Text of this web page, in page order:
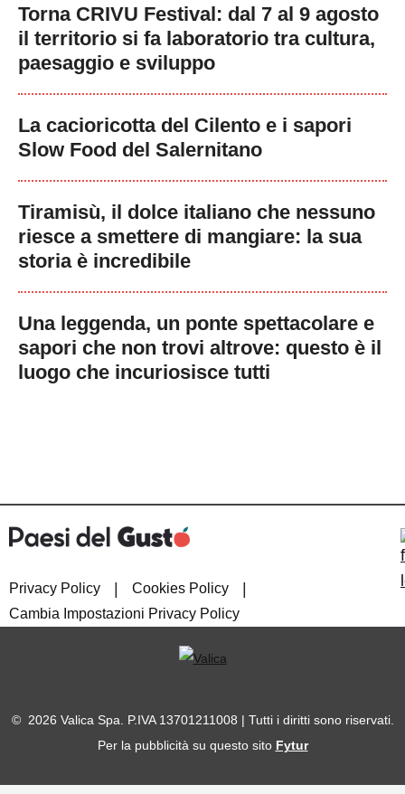
Torna CRIVU Festival: dal 7 al 9 agosto
il territorio si fa laboratorio tra cultura,
paesaggio e sviluppo
La cacioricotta del Cilento e i sapori
Slow Food del Salernitano
Tiramisù, il dolce italiano che nessuno
riesce a smettere di mangiare: la sua
storia è incredibile
Una leggenda, un ponte spettacolare e
sapori che non trovi altrove: questo è il
luogo che incuriosisce tutti
Privacy Policy | Cookies Policy |
Cambia Impostazioni Privacy Policy
© 2026 Valica Spa. P.IVA 13701211008 | Tutti i diritti sono riservati.
Per la pubblicità su questo sito Fytur